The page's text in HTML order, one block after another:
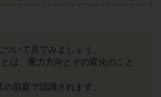
いて見てみましょう。
は、重力方向とその変化のこと
の前庭で認識されます。